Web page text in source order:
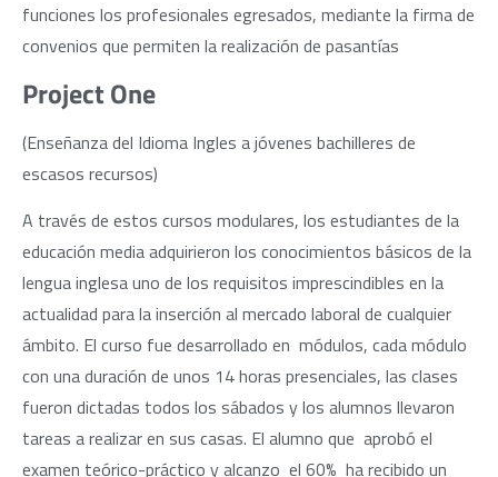
funciones los profesionales egresados, mediante la firma de
convenios que permiten la realización de pasantías
Project One
(Enseñanza del Idioma Ingles a jóvenes bachilleres de
escasos recursos)
A través de estos cursos modulares, los estudiantes de la
educación media adquirieron los conocimientos básicos de la
lengua inglesa uno de los requisitos imprescindibles en la
actualidad para la inserción al mercado laboral de cualquier
ámbito. El curso fue desarrollado en módulos, cada módulo
con una duración de unos 14 horas presenciales, las clases
fueron dictadas todos los sábados y los alumnos llevaron
tareas a realizar en sus casas. El alumno que aprobó el
examen teórico-práctico y alcanzo el 60% ha recibido un